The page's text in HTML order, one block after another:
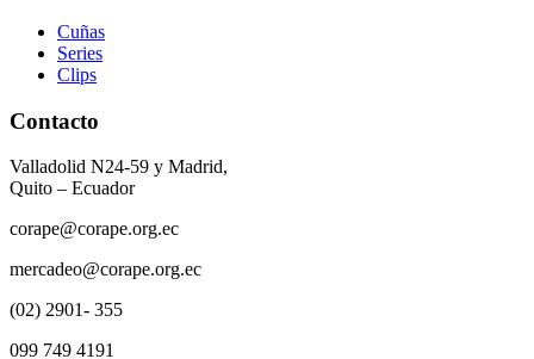
Cuñas
Series
Clips
Contacto
Valladolid N24-59 y Madrid,
Quito – Ecuador
corape@corape.org.ec
mercadeo@corape.org.ec
(02) 2901- 355
099 749 4191